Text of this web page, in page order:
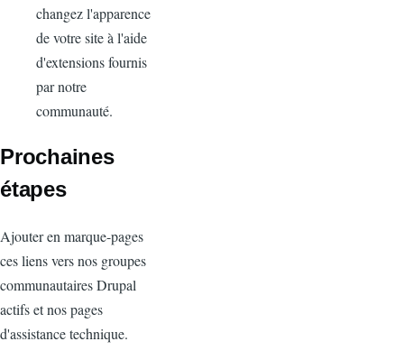
changez l'apparence
de votre site à l'aide
d'extensions fournis
par notre
communauté.
Prochaines
étapes
Ajouter en marque-pages
ces liens vers nos groupes
communautaires Drupal
actifs et nos pages
d'assistance technique.